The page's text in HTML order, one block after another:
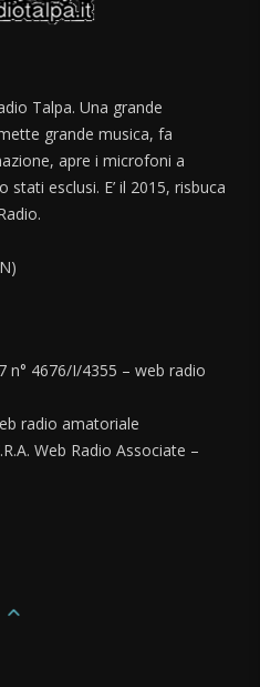
Talpa. Una grande
grande musica, fa
apre i microfoni a
esclusi. E’ il 2015, risbuca
n° 4676/I/4355 – web radio
radio amatoriale
Web Radio Associate –